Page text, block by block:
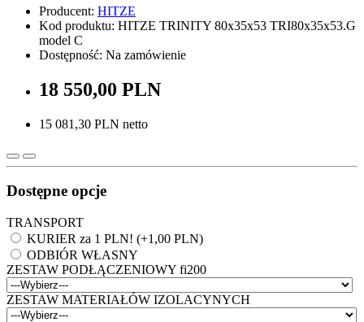
Producent: HITZE
Kod produktu: HITZE TRINITY 80x35x53 TRI80x35x53.G
model C
Dostępność: Na zamówienie
18 550,00 PLN
15 081,30 PLN netto
Dostępne opcje
TRANSPORT
KURIER za 1 PLN! (+1,00 PLN)
ODBIÓR WŁASNY
ZESTAW PODŁĄCZENIOWY fi200
ZESTAW MATERIAŁÓW IZOLACYNYCH